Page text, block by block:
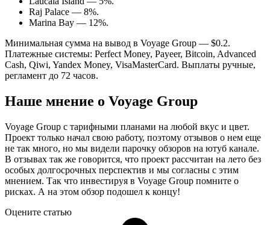
Raj Palace — 8%.
Marina Bay — 12%.
Минимальная сумма на вывод в Voyage Group — $0.2.
Платежные системы: Perfect Money, Payeer, Bitcoin, Advanced
Cash, Qiwi, Yandex Money, VisaMasterCard. Выплаты ручные,
регламент до 72 часов.
Наше мнение о Voyage Group
Voyage Group с тарифными планами на любой вкус и цвет.
Проект только начал свою работу, поэтому отзывов о нем еще
не так много, но мы видели парочку обзоров на ютуб канале.
В отзывах так же говорится, что проект рассчитан на лето без
особых долгосрочных перспектив и мы согласны с этим
мнением. Так что инвестируя в Voyage Group помните о
рисках. А на этом обзор подошел к концу!
Оцените статью